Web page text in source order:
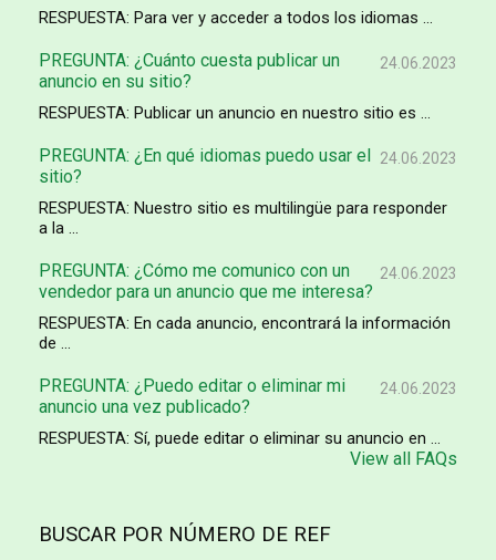
RESPUESTA: Para ver y acceder a todos los idiomas ...
24.06.2023
PREGUNTA: ¿Cuánto cuesta publicar un
anuncio en su sitio?
RESPUESTA: Publicar un anuncio en nuestro sitio es ...
24.06.2023
PREGUNTA: ¿En qué idiomas puedo usar el
sitio?
RESPUESTA: Nuestro sitio es multilingüe para responder
a la ...
24.06.2023
PREGUNTA: ¿Cómo me comunico con un
vendedor para un anuncio que me interesa?
RESPUESTA: En cada anuncio, encontrará la información
de ...
24.06.2023
PREGUNTA: ¿Puedo editar o eliminar mi
anuncio una vez publicado?
RESPUESTA: Sí, puede editar o eliminar su anuncio en ...
View all FAQs
BUSCAR POR NÚMERO DE REF